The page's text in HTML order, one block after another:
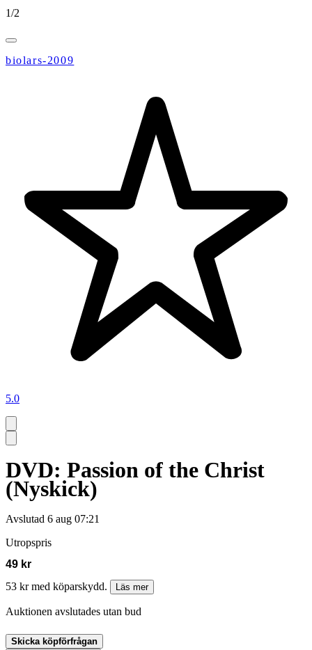
1/2
biolars-2009
5.0
DVD: Passion of the Christ
(Nyskick)
Avslutad 6 aug 07:21
Utropspris
49 kr
53 kr med köparskydd.
Läs mer
Auktionen avslutades utan bud
Skicka köpförfrågan